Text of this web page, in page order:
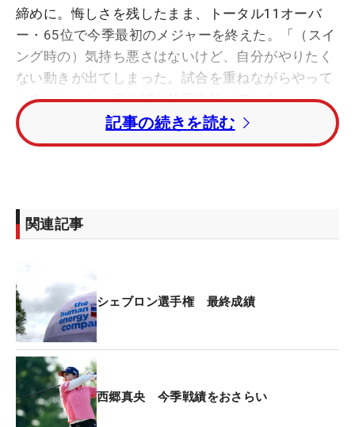
締めに。悔しさを残したまま、トータル11オーバ
ー・65位で今季最初のメジャーを終えた。「（スイ
ング時の）気持ち悪さはないけど、自分がやりたく
ない動きが出てしまった。試合を重ねながらやって
いきたい」と、引き続き修正を行っていく。
大きく右に曲がったティショットがOBになりボギー
だ2日目も勝負をかけないといけないところは3番ウ
ッドを持ちました」。ドライバー不振に陥った昨季
を果たしたが、まだ状態は“日替わり”ともいえる。
「オフのころを考えれば、この試合に来られたこと
が奇跡」。それほどの状態から、ここで戦うまでに
は持ち直した。「死ぬ気で練習した」ことがその背
景にある。「今まではドライバーで（フェアウェイ
記事の続きを読む
関連記事
シェブロン選手権 最終成績
西郷真央 今季戦績をおさらい